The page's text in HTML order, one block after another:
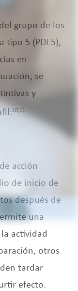
grupo de los
tipo 5 (PDE5),
en
se
y
10,11
acción
de inicio de
después de
una
actividad
otros
tardar
efecto.